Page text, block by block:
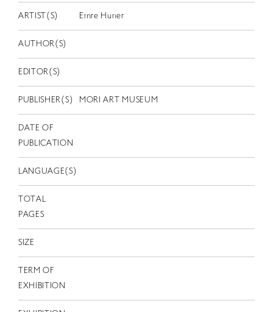
ARTIST(S) Emre Huner
AUTHOR(S)
EDITOR(S)
PUBLISHER(S) MORI ART MUSEUM
DATE OF
PUBLICATION
LANGUAGE(S)
TOTAL
PAGES
SIZE
TERM OF
EXHIBITION